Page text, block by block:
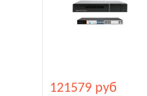
121579 руб